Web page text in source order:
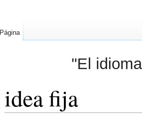
"El
idea fija
Página